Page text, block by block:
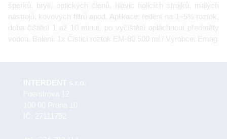
šperků, brýlí, optických členů, hlavic holicích strojků, malých
nástrojů, kovových filtrů apod. Aplikace: ředění na 1–5% roztok,
doba čištění 1 až 10 minut, po vyčištění opláchnout předměty
vodou. Balení: 1x Čisticí roztok EM-80 500 ml / Výrobce: Emag